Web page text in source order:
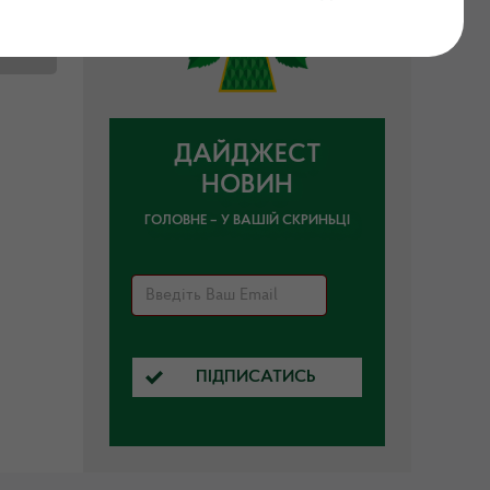
ДАЙДЖЕСТ
НОВИН
ГОЛОВНЕ – У ВАШІЙ СКРИНЬЦІ
ПІДПИСАТИСЬ